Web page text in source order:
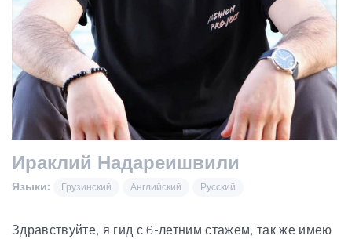
Развлечения
Гиды
Статьи
Грузия
Ираклий Надареишвили
Языки: Грузинский Английский Русский
Здравствуйте, я гид с 6-летним стажем, так же имею